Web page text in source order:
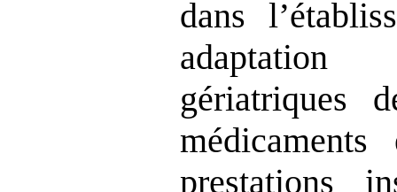
dans
gériatriques
prestations